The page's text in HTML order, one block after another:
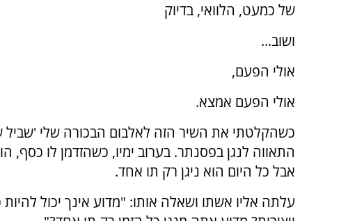
של כמעט, הלוואי, בדיוק
ושוב...
אולי הפעם,
אולי הפעם אמצא.
כשהקלטתי את השיר הזה לאלבום הבכורה שלי 'שביל
התאווה לנגן בפסנתר. בערוב ימיו, כשהזדמן לו
אבל כל היום הוא ניגן רק תו אחד.
עלתה אליו אשתו ושאלה אותו: "מדוע אינך יכול